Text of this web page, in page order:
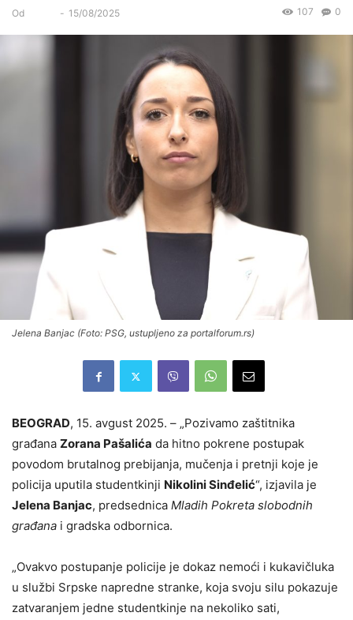
Od - 15/08/2025 0
107
Jelena Banjac (Foto: PSG, ustupljeno za portalforum.rs)
BEOGRAD, 15. avgust 2025. – „Pozivamo zaštitnika
građana Zorana Pašalića da hitno pokrene postupak
povodom brutalnog prebijanja, mučenja i pretnji koje je
policija uputila studentkinji Nikolini Sinđelić“, izjavila je
Jelena Banjac, predsednica Mladih Pokreta slobodnih
građana i gradska odbornica.
„Ovakvo postupanje policije je dokaz nemoći i kukavičluka
u službi Srpske napredne stranke, koja svoju silu pokazuje
zatvaranjem jedne studentkinje na nekoliko sati,